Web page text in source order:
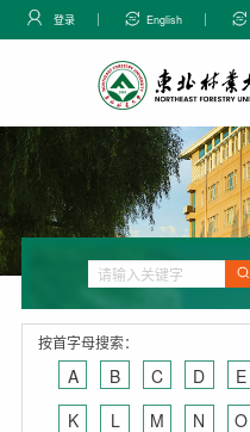
登录 English
按首字母搜索：
A B C D E
K
L M N O